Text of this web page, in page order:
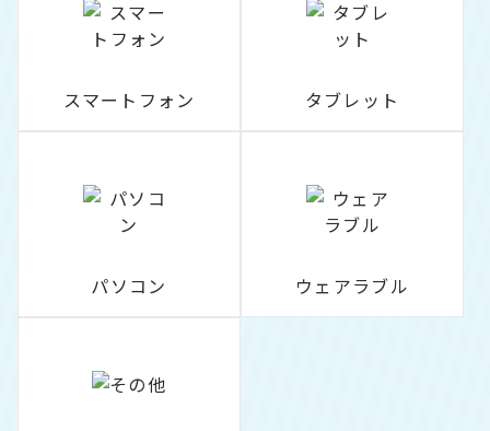
スマートフォン タブレット
パソコン ウェアラブル